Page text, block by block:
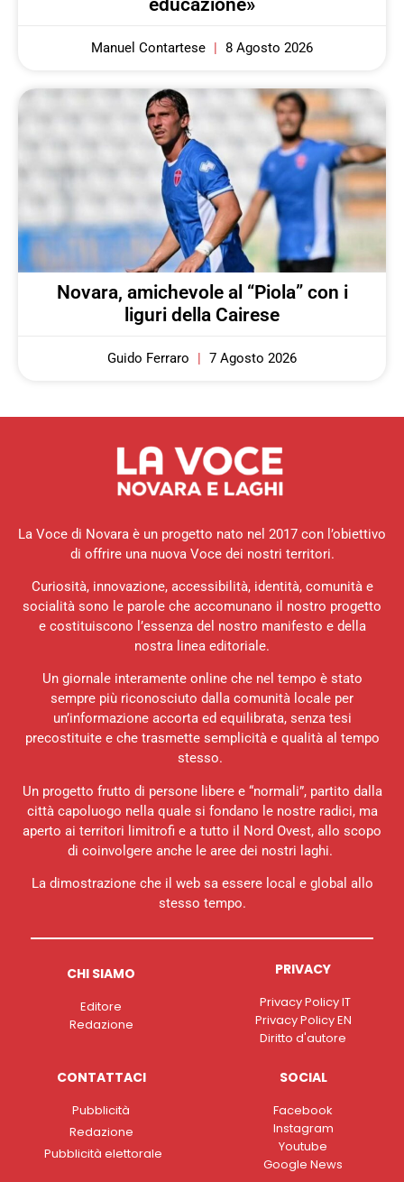
educazione»
Manuel Contartese 8 Agosto 2026
Novara, amichevole al “Piola” con i
liguri della Cairese
Guido Ferraro 7 Agosto 2026
La Voce di Novara è un progetto nato nel 2017 con l’obiettivo
di offrire una nuova Voce dei nostri territori.
Curiosità, innovazione, accessibilità, identità, comunità e
socialità sono le parole che accomunano il nostro progetto
e costituiscono l’essenza del nostro manifesto e della
nostra linea editoriale.
Un giornale interamente online che nel tempo è stato
sempre più riconosciuto dalla comunità locale per
un’informazione accorta ed equilibrata, senza tesi
precostituite e che trasmette semplicità e qualità al tempo
stesso.
Un progetto frutto di persone libere e “normali”, partito dalla
città capoluogo nella quale si fondano le nostre radici, ma
aperto ai territori limitrofi e a tutto il Nord Ovest, allo scopo
di coinvolgere anche le aree dei nostri laghi.
La dimostrazione che il web sa essere local e global allo
stesso tempo.
CHI SIAMO
Editore
Redazione
PRIVACY
Privacy Policy IT
Privacy Policy EN
Diritto d'autore
CONTATTACI
Pubblicità
Redazione
Pubblicità elettorale
SOCIAL
Facebook
Instagram
Youtube
Google News